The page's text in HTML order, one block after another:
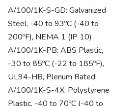
A/100/1K-S-GD: Galvanized
Steel, -40 to 93ºC (-40 to
200ºF), NEMA 1 (IP 10)
A/100/1K-PB: ABS Plastic,
-30 to 85ºC (-22 to 185ºF),
UL94-HB, Plenum Rated
A/100/1K-S-4X: Polystyrene
Plastic, -40 to 70ºC (-40 to